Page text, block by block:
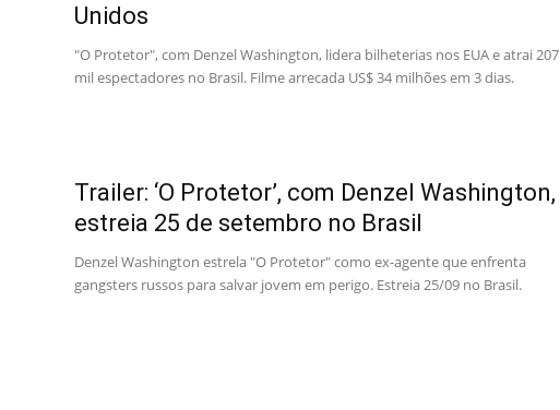
Unidos
"O Protetor", com Denzel Washington, lidera bilheterias nos EUA e atrai 207
mil espectadores no Brasil. Filme arrecada US$ 34 milhões em 3 dias.
Trailer: ‘O Protetor’, com Denzel Washington,
estreia 25 de setembro no Brasil
Denzel Washington estrela "O Protetor" como ex-agente que enfrenta
gangsters russos para salvar jovem em perigo. Estreia 25/09 no Brasil.